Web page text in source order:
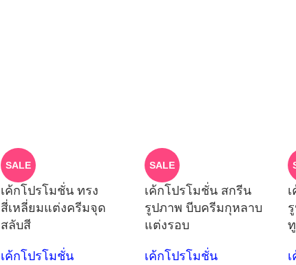
SALE
เค้กโปรโมชั่น ทรง
สี่เหลี่ยมแต่งครีมจุด
สลับสี
เค้กโปรโมชั่น
SALE
เค้กโปรโมชั่น สกรีน
รูปภาพ บีบครีมกุหลาบ
แต่งรอบ
เค้กโปรโมชั่น